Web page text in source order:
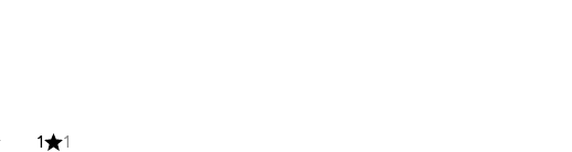
1 1